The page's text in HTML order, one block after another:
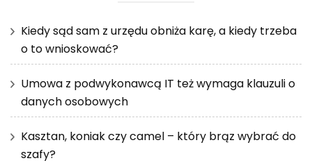
Kiedy sąd sam z urzędu obniża karę, a kiedy trzeba
o to wnioskować?
Umowa z podwykonawcą IT też wymaga klauzuli o
danych osobowych
Kasztan, koniak czy camel – który brąz wybrać do
szafy?